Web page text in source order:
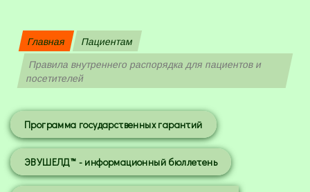
Главная
Пациентам
Правила внутреннего распорядка для пациентов и
посетителей
Программа государственных гарантий
ЭВУШЕЛД™ - информационный бюллетень